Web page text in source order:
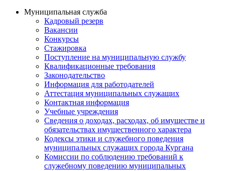
Муниципальная служба
Кадровый резерв
Вакансии
Конкурсы
Стажировка
Поступление на муниципальную службу
Квалификационные требования
Законодательство
Информация для работодателей
Аттестация муниципальных служащих
Контактная информация
Учебные учреждения
Сведения о доходах, расходах, об имуществе и
обязательствах имущественного характера
Кодексы этики и служебного поведения
муниципальных служащих города Кургана
Комиссии по соблюдению требований к
служебному поведению муниципальных